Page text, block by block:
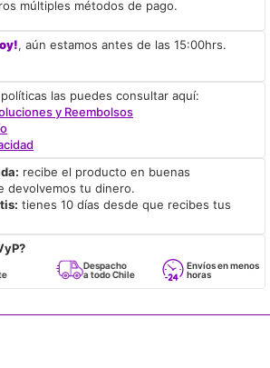
múltiples métodos de pago.
, aún estamos antes de las 15:00hrs.
las puedes consultar aquí:
y Reembolsos
recibe el producto en buenas
devolvemos tu dinero.
tienes 10 días desde que recibes tus
Despacho
a todo Chile
Envíos en menos de 24
horas